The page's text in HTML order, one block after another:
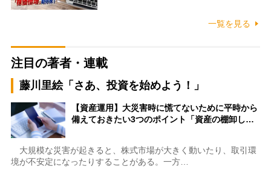
一覧を見る
注目の著者・連載
藤川里絵「さあ、投資を始めよう！」
【資産運用】大災害時に慌てないために平時から
備えておきたい3つのポイント「資産の棚卸し…
大規模な災害が起きると、株式市場が大きく動いたり、取引環
境が不安定になったりすることがある。一方…